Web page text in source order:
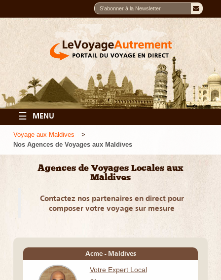
☰ MENU
Voyage aux Maldives
Nos Agences de Voyages aux Maldives
Agences de Voyages Locales aux
Maldives
Contactez nos partenaires en direct pour
composer votre voyage sur mesure
Acme - Maldives
Votre Expert Local